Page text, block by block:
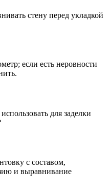
стену перед укладкой
если есть неровности
для заделки
с составом,
и выравнивание